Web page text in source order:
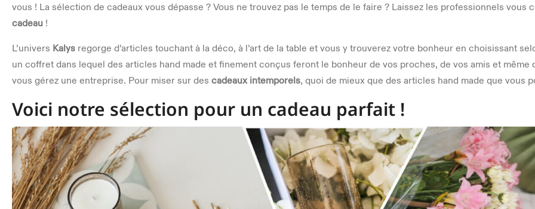
vous ! La sélection de cadeaux vous dépasse ? Vous ne trouvez pas le temps de le faire ? Laissez les professionnels vous
cadeau !
L’univers Kalys regorge d’articles touchant à la déco, à l’art de la table et vous y trouverez votre bonheur en choisissant
un coffret dans lequel des articles hand made et finement conçus feront le bonheur de vos proches, de vos amis et même
vous gérez une entreprise. Pour miser sur des cadeaux intemporels, quoi de mieux que des articles hand made que vous
Voici notre sélection pour un cadeau parfait !